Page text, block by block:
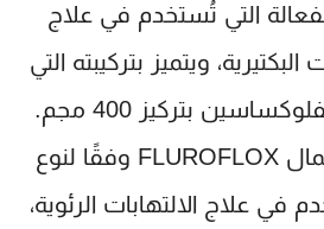
التي تُستخدم في علاج
ويتميز بتركيبته التي
تحتوي على موكسيفلوكساسين بتركيز 400 مجم.
تختلف دواعي استعمال FLUROFLOX وفقًا لنوع
في علاج الالتهابات الرئوية،